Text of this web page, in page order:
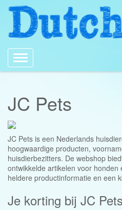
Toggle
navigation
JC Pets
JC Pets is een Nederlands
hoogwaardige producten,
huisdierbezitters. De webshop
ontwikkelde artikelen voor
heldere productinformatie en een
Je korting bij JC